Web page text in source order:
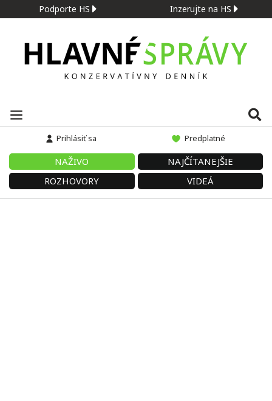
Podporte HS Inzerujte na HS
Prihlásiť sa Predplatné
NAŽIVO
NAJČÍTANEJŠIE
ROZHOVORY
VIDEÁ